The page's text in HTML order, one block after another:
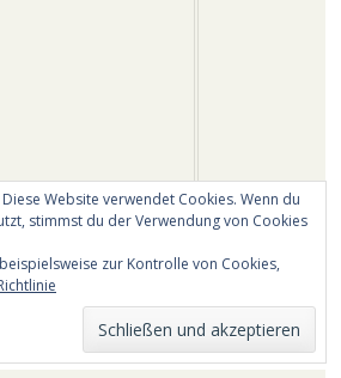
Website verwendet Cookies. Wenn du
stimmst du der Verwendung von Cookies
zur Kontrolle von Cookies,